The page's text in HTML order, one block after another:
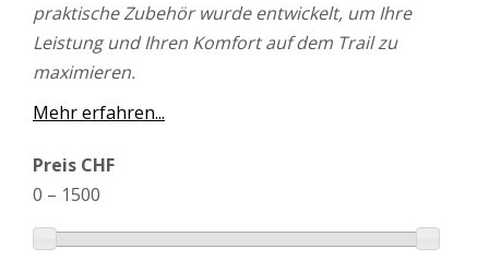
praktische Zubehör wurde entwickelt, um Ihre
Leistung und Ihren Komfort auf dem Trail zu
maximieren.
Mehr erfahren...
Preis CHF
0 – 1500